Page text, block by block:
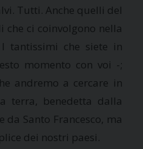
Tutti. Anche quelli del
che ci coinvolgono nella
che siete in
momento con voi -;
andremo a cercare in
terra, benedetta dalla
Santo Francesco, ma
dei nostri paesi.